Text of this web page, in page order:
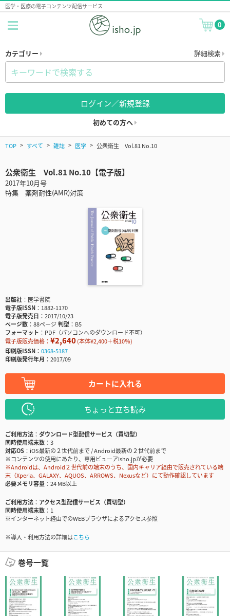
医学・医療の電子コンテンツ配信サービス
0
カテゴリー 詳細検索
ログイン／新規登録
初めての方へ
TOP すべて 雑誌 医学 公衆衛生 Vol.81 No.10
公衆衛生 Vol.81 No.10【電子版】
2017年10月号
特集 薬剤耐性(AMR)対策
出版社
医学書院
電子版ISSN
1882-1170
電子版発売日
2017/10/23
ページ数
88ページ判型
B5
フォーマット
PDF（パソコンへのダウンロード不可）
電子版販売価格： ¥2,640(本体¥2,400＋税10％)
印刷版ISSN
0368-5187
印刷版発行年月
2017/09
カートに入れる
ちょっと立ち読み
ご利用方法
ダウンロード型配信サービス（買切型）
同時使用端末数
3
対応OS
iOS最新の２世代前まで / Android最新の２世代前まで
※コンテンツの使用にあたり、専用ビューアisho.jpが必要
※Androidは、Android２世代前の端末のうち、国内キャリア経由で販売されている端
末（Xperia、GALAXY、AQUOS、ARROWS、Nexusなど）にて動作確認しています
必要メモリ容量
24 MB以上
ご利用方法
アクセス型配信サービス（買切型）
同時使用端末数
1
※インターネット経由でのWEBブラウザによるアクセス参照
※導入・利用方法の詳細はこちら
巻号一覧